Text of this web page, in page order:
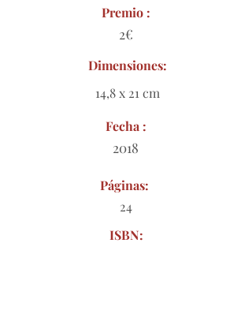
Premio :
2€
Dimensiones:
14,8 x 21 cm
Fecha :
2018
Páginas:
24
ISBN: